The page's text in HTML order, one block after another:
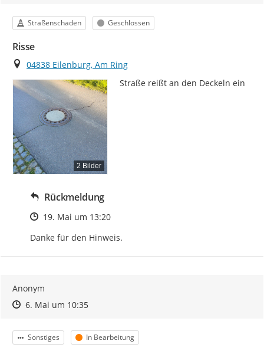
Kategorie
Straßenschaden Status
Geschlossen
Risse
Ort
04838 Eilenburg, Am Ring
2 Bilder
Straße reißt an den Deckeln ein
Rückmeldung
Zeitpunkt des Erstellens
19. Mai um 13:20
Danke für den Hinweis.
Anonym
Zeitpunkt des Erstellens
Zeitpunkt des Erstellens
6. Mai um 10:35Zur Äußerung
Kategorie
Sonstiges Status
In Bearbeitung